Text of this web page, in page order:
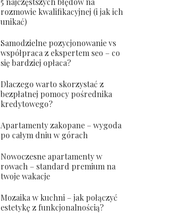
rozmowie kwalifikacyjnej (i jak ich
unikać)
Samodzielne pozycjonowanie vs
współpraca z ekspertem seo – co
się bardziej opłaca?
Dlaczego warto skorzystać z
bezpłatnej pomocy pośrednika
kredytowego?
Apartamenty zakopane – wygoda
po całym dniu w górach
Nowoczesne apartamenty w
rowach – standard premium na
twoje wakacje
Mozaika w kuchni – jak połączyć
estetykę z funkcjonalnością?